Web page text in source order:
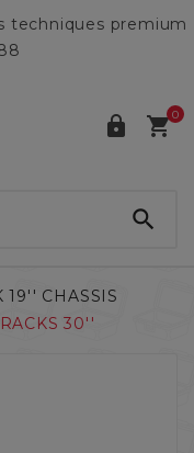
techniques premium
 0

19'' CHASSIS
30''